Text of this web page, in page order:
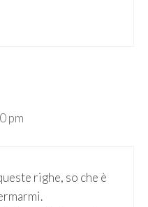
pm
righe, so che è